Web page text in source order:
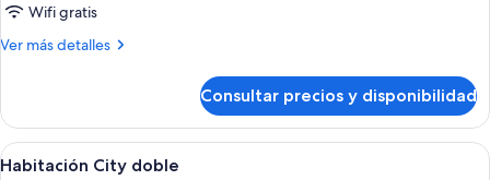
básica
1
Wifi gratis
Ver más detalles
Más
básica
doble,
1
Consultar precios y disponibilidad
Abrir
Habitación de hotel con cama,
20
Habitación City doble